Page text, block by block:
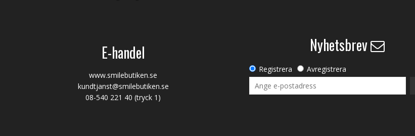
E-handel
www.smilebutiken.se
kundtjanst@smilebutiken.se
08-540 221 40 (tryck 1)
Nyhetsbrev
Registrera Avregistrera